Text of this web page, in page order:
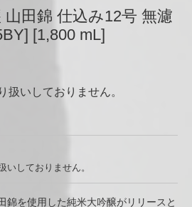
山田錦 仕込み12号 無濾
[1,800 mL]
扱いしておりません。
いしておりません。
錦を使用した純米大吟醸がリリースと